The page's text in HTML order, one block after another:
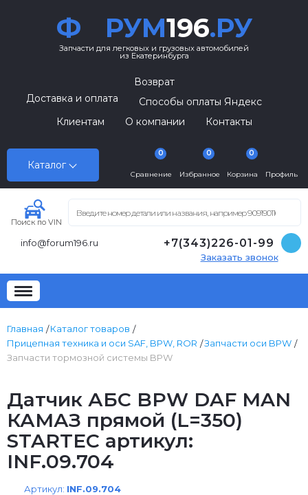
Ф РУМ196.РУ
Запчасти для легковых и грузовых автомобилей
из Екатеринбурга
Каталог
Возврат
Доставка и оплата
Способы оплаты Яндекс
Клиентам
О компании Контакты
Сравнение
0
Избранное
0
Корзина
0
Профиль
Поиск по VIN
info@forum196.ru +7(343)226-01-99
Заказать звонок
Главная
Каталог товаров
Прицепная техника и оси SAF, BPW, ROR
Запчасти оси BPW
Запчасти тормозной системы BPW
Датчик АБС BPW DAF MAN
КАМАЗ прямой (L=350)
STARTEC артикул:
INF.09.704
Артикул: INF.09.704